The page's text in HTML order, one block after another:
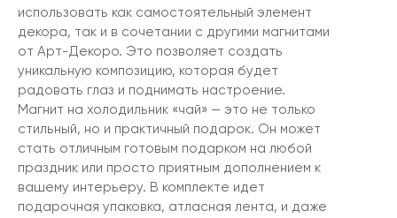
использовать как самостоятельный элемент
декора, так и в сочетании с другими магнитами
от Арт-Декоро. Это позволяет создать
уникальную композицию, которая будет
радовать глаз и поднимать настроение.
Магнит на холодильник «чай» — это не только
стильный, но и практичный подарок. Он может
стать отличным готовым подарком на любой
праздник или просто приятным дополнением к
вашему интерьеру. В комплекте идет
подарочная упаковка, атласная лента, и даже